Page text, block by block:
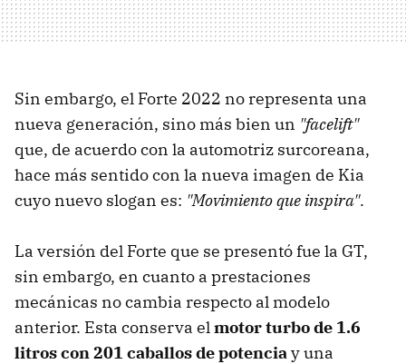
Sin embargo, el Forte 2022 no representa una
nueva generación, sino más bien un "facelift"
que, de acuerdo con la automotriz surcoreana,
hace más sentido con la nueva imagen de Kia
cuyo nuevo slogan es: "Movimiento que inspira".
La versión del Forte que se presentó fue la GT,
sin embargo, en cuanto a prestaciones
mecánicas no cambia respecto al modelo
anterior. Esta conserva elmotor turbo de 1.6
litros con 201 caballos de potenciay una